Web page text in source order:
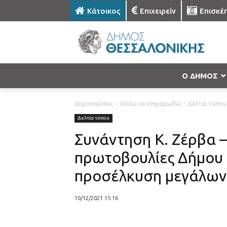
Κάτοικος Επιχειρείν
Ο ΔΗΜΟΣ
Δημοσιεύσεις Θέλω να ενημερωθώ Δελτία τύπου
Δελτία τύπου
Συνάντηση Κ. Ζέρβα
πρωτοβουλίες Δήμου
προσέλκυση
10/12/2021 15:16